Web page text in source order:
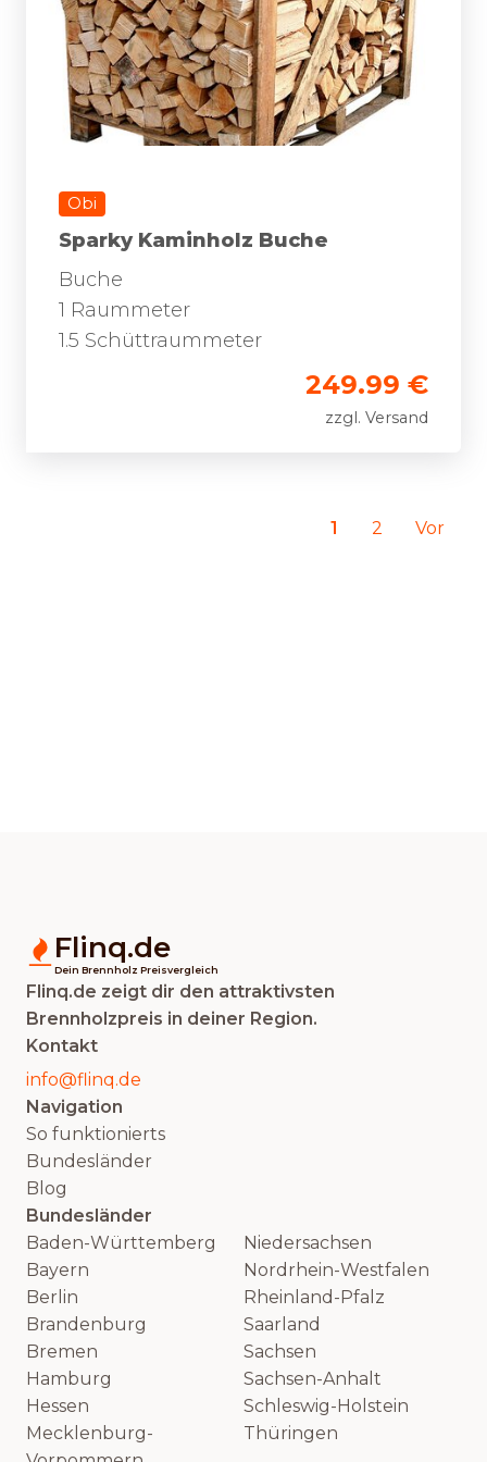
Obi
Sparky Kaminholz Buche
Buche
1 Raummeter
1.5 Schüttraummeter
249.99 €
zzgl. Versand
1 2 Vor
Flinq.de
Dein Brennholz Preisvergleich
Flinq.de zeigt dir den attraktivsten
Brennholzpreis in deiner Region.
Kontakt
info@flinq.de
Navigation
So funktionierts
Bundesländer
Blog
Bundesländer
Baden-Württemberg
Bayern
Berlin
Brandenburg
Bremen
Hamburg
Hessen
Mecklenburg-
Niedersachsen
Nordrhein-Westfalen
Rheinland-Pfalz
Saarland
Sachsen
Sachsen-Anhalt
Schleswig-Holstein
Thüringen